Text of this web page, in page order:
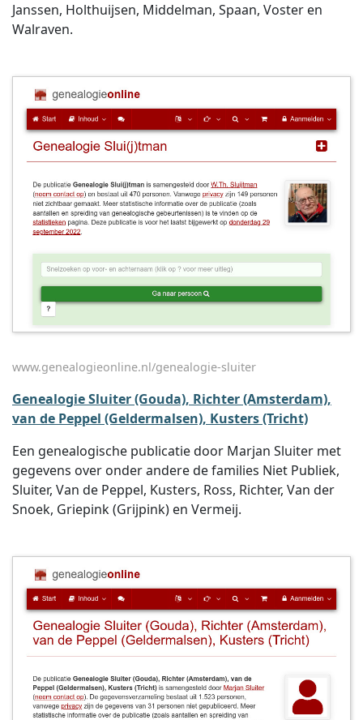
Janssen, Holthuijsen, Middelman, Spaan, Voster en
Walraven.
www.genealogieonline.nl/genealogie-sluiter
Genealogie Sluiter (Gouda), Richter (Amsterdam),
van de Peppel (Geldermalsen), Kusters (Tricht)
Een genealogische publicatie door Marjan Sluiter met
gegevens over onder andere de families Niet Publiek,
Sluiter, Van de Peppel, Kusters, Ross, Richter, Van der
Snoek, Griepink (Grijpink) en Vermeij.